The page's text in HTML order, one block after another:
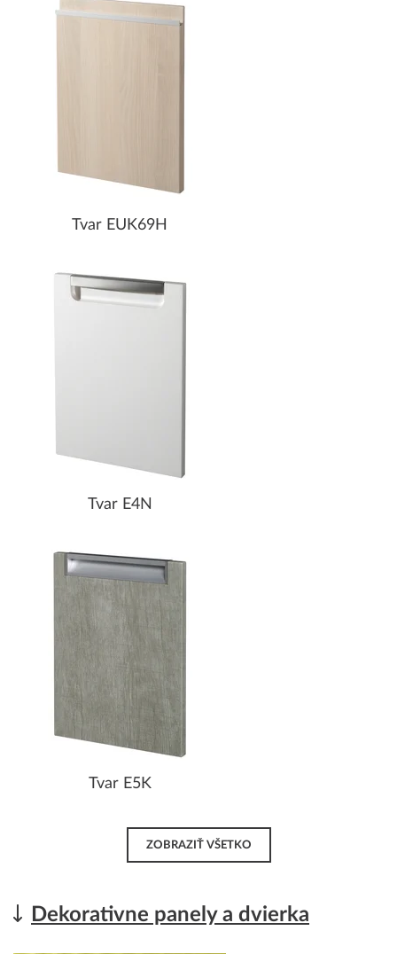
Tvar EUK69H
Tvar E4N
Tvar E5K
ZOBRAZIŤ VŠETKO
Dekorativne panely a dvierka